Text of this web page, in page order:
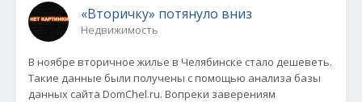
«Вторичку» потянуло вниз
Недвижимость
В ноябре вторичное жилье в Челябинске стало дешеветь.
Такие данные были получены с помощью анализа базы
данных сайта DomChel.ru. Вопреки заверениям